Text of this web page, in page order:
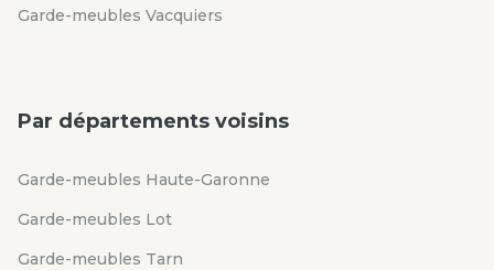
Garde-meubles Vacquiers
Par départements voisins
Garde-meubles Haute-Garonne
Garde-meubles Lot
Garde-meubles Tarn